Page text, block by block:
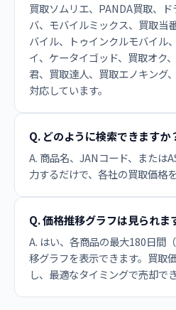
買取ソムリエ、PANDA買取、
バ、モバイルミックス、買取当
バイル、トゥインクルモバイル
イ、ケータイゴッド、買取オク
君、買取達人、買取エノキング
対応しています。
Q. どのように検索できますか
A. 商品名、JANコード、または
力するだけで、各社の買取価格
Q. 価格推移グラフは見られま
A. はい、各商品の最大180日間
移グラフを表示できます。買取
し、最適なタイミングで売却でき